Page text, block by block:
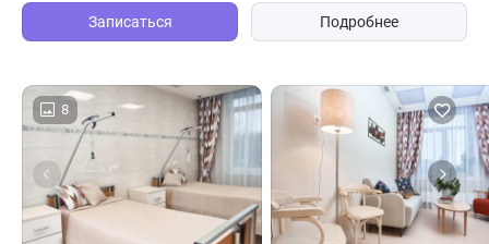
Записаться Подробнее
8